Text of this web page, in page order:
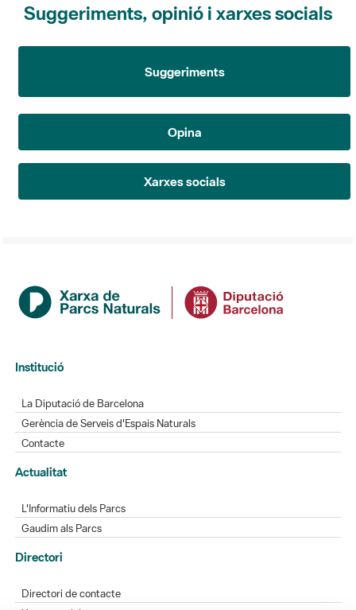
Suggeriments, opinió i xarxes socials
Suggeriments
Opina
Xarxes socials
Institució
La Diputació de Barcelona
Gerència de Serveis d'Espais Naturals
Contacte
Actualitat
L'Informatiu dels Parcs
Gaudim als Parcs
Directori
Directori de contacte